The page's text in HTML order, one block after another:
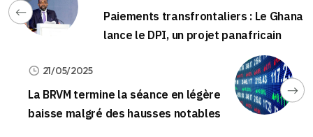
Paiements transfrontaliers : Le Ghana
lance le DPI, un projet panafricain
21/05/2025
La BRVM termine la séance en légère
baisse malgré des hausses notables